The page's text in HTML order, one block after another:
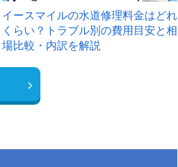
イースマイルの水道修理料金はどれ
くらい？トラブル別の費用目安と相
場比較・内訳を解説